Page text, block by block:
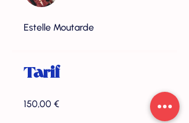
Estelle Moutarde
Tarif
150,00 €